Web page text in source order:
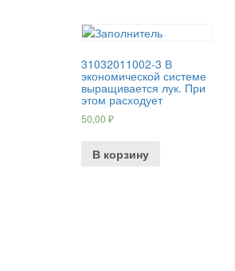
31032011002-3 В
экономической системе
выращивается лук. При
этом расходует
50,00 ₽
В корзину